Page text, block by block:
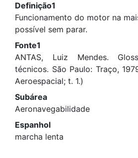
Definição1
Funcionamento do motor na
possível sem parar.
Fonte1
ANTAS, Luiz Mendes.
técnicos. São Paulo: Traço,
Aeroespacial; t. 1.)
Subárea
Aeronavegabilidade
Espanhol
marcha lenta